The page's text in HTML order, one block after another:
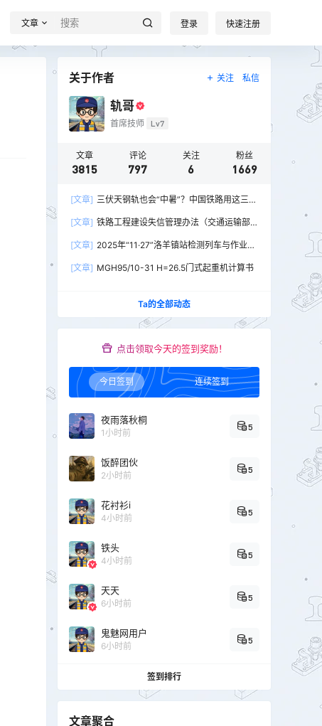
文章 登录 快速注册
关于作者 关注 私信
轨哥
首席技师 Lv7
文章
3815
评论
797
关注
6
粉丝
1669
[文章] 三伏天钢轨也会“中暑”？中国铁路用这三招
[文章] 铁路工程建设失信管理办法（交通运输部
[文章] 2025年“11·27”洛羊镇站检测列车与作业人
[文章] MGH95/10-31 H=26.5门式起重机计算书
Ta的全部动态
点击领取今天的签到奖励！
今日签到 连续签到
夜雨落秋桐
1小时前
5
饭醉团伙
2小时前
5
花衬衫i
4小时前
5
铁头
4小时前
5
天天
6小时前
5
鬼魅网用户
6小时前
5
签到排行
文章聚合